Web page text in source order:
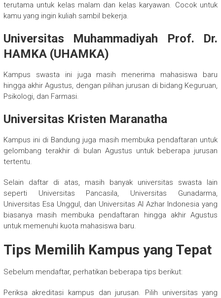
terutama untuk kelas malam dan kelas karyawan. Cocok untuk
kamu yang ingin kuliah sambil bekerja.
Universitas Muhammadiyah Prof. Dr.
HAMKA (UHAMKA)
Kampus swasta ini juga masih menerima mahasiswa baru
hingga akhir Agustus, dengan pilihan jurusan di bidang Keguruan,
Psikologi, dan Farmasi.
Universitas Kristen Maranatha
Kampus ini di Bandung juga masih membuka pendaftaran untuk
gelombang terakhir di bulan Agustus untuk beberapa jurusan
tertentu.
Selain daftar di atas, masih banyak universitas swasta lain
seperti Universitas Pancasila, Universitas Gunadarma,
Universitas Esa Unggul, dan Universitas Al Azhar Indonesia yang
biasanya masih membuka pendaftaran hingga akhir Agustus
untuk memenuhi kuota mahasiswa baru.
Tips Memilih Kampus yang Tepat
Sebelum mendaftar, perhatikan beberapa tips berikut:
Periksa akreditasi kampus dan jurusan. Pilih universitas yang